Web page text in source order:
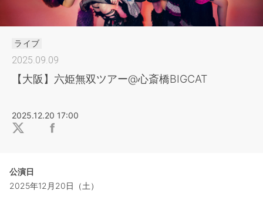
ライブ
2025.09.09
【大阪】六姫無双ツアー@心斎橋BIGCAT
2025.12.20 17:00
公演日
2025年12月20日（土）